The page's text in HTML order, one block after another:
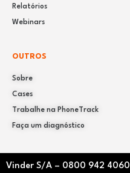
Relatórios
Webinars
OUTROS
Sobre
Cases
Trabalhe na PhoneTrack
Faça um diagnóstico
Vinder S/A – 0800 942 4060